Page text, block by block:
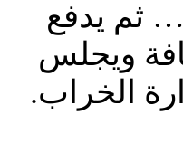
ثم يدفع
ويجلس
الخراب.